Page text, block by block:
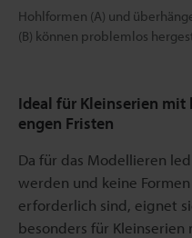
Hohlformen (A) und
(B) können problemlos
Ideal für Kleinserien
engen Fristen
Da für das Modellieren
werden und keine
erforderlich sind, eignet
besonders für Kleinserien